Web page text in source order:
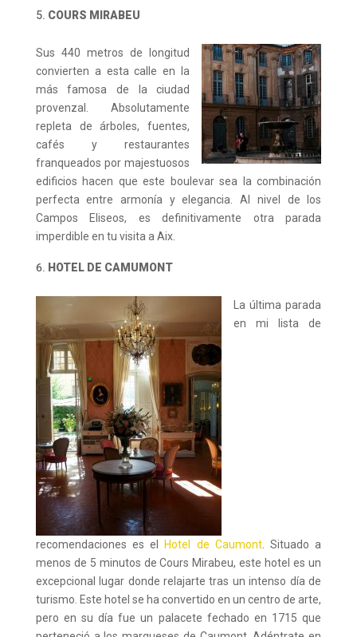
COURS MIRABEU
Sus 440 metros de longitud
convierten a esta calle en la
más famosa de la ciudad
provenzal. Absolutamente
repleta de árboles, fuentes,
cafés y restaurantes
franqueados por majestuosos
edificios hacen que este boulevar sea la combinación
perfecta entre armonía y elegancia. Al nivel de los
Campos Eliseos, es definitivamente otra parada
imperdible en tu visita a Aix.
HOTEL DE CAMUMONT
La última parada
en mi lista de
recomendaciones es el Hotel de Caumont. Situado a
menos de 5 minutos de Cours Mirabeu, este hotel es un
excepcional lugar donde relajarte tras un intenso día de
turismo. Este hotel se ha convertido en un centro de arte,
pero en su día fue un palacete fechado en 1715 que